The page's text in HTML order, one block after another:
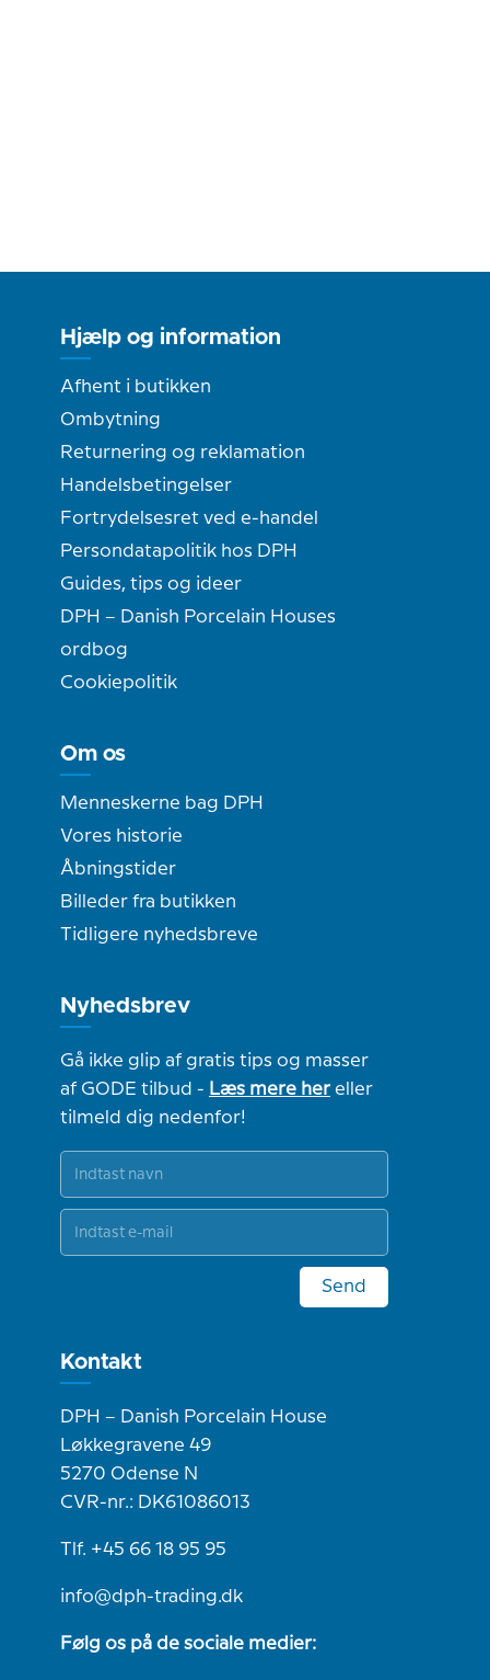
Hjælp og information
Afhent i butikken
Ombytning
Returnering og reklamation
Handelsbetingelser
Fortrydelsesret ved e-handel
Persondatapolitik hos DPH
Guides, tips og ideer
DPH – Danish Porcelain Houses
ordbog
Cookiepolitik
Om os
Menneskerne bag DPH
Vores historie
Åbningstider
Billeder fra butikken
Tidligere nyhedsbreve
Nyhedsbrev
Gå ikke glip af gratis tips og masser
af GODE tilbud - Læs mere hereller
tilmeld dig nedenfor!
Send
Kontakt
DPH – Danish Porcelain House
Løkkegravene 49
5270 Odense N
CVR-nr.: DK61086013
Tlf. +45 66 18 95 95
info@dph-trading.dk
Følg os på de sociale medier: